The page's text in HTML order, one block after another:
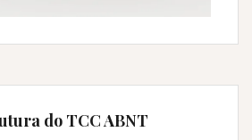
do TCC ABNT